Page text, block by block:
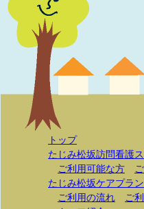
トップ
たじみ松坂訪問看護
ご利用可能な方
たじみ松坂ケアプラ
ご利用の流れ
ご